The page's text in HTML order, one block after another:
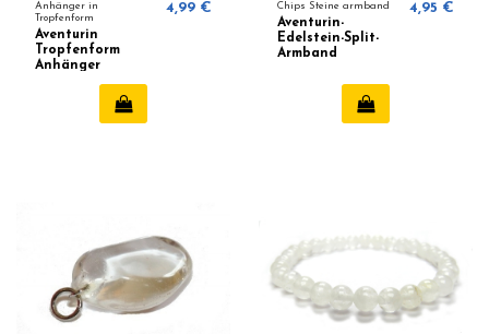
Anhänger in
Tropfenform
Aventurin
Tropfenform
Anhänger
4,99 € Chips Steine armband
Aventurin-
Edelstein-Split-
Armband
4,95 €